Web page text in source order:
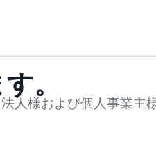
。
人様および個人事業主